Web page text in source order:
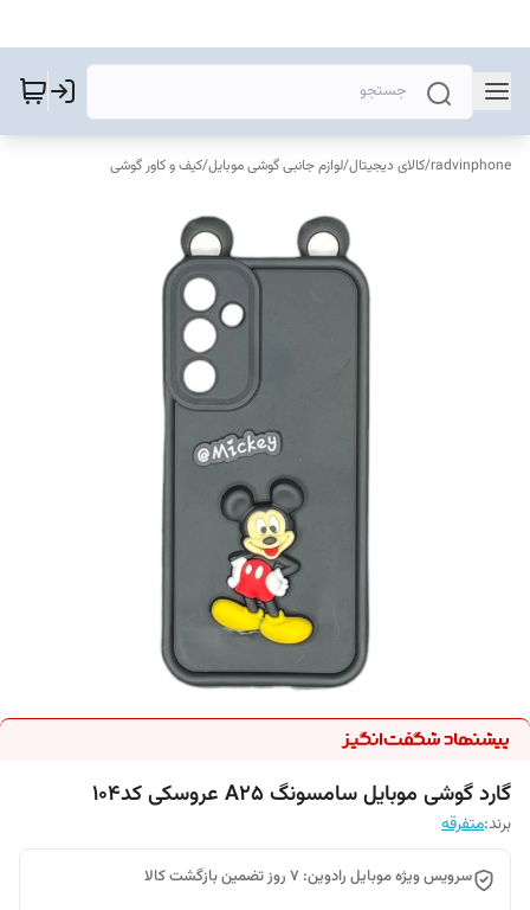
radvinphone
/کالای دیجیتال/لوازم جانبی گوشی موبایل/کیف و کاور گوشی
گارد گوشی موبایل سامسونگ A25 عروسکی کد104
برند:متفرقه
سرویس ویژه موبایل رادوین: 7 روز تضمین بازگشت کالا